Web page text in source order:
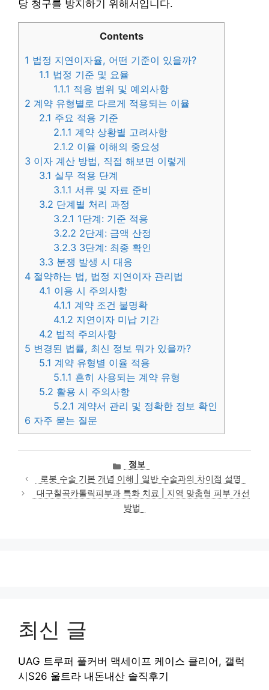
당 청구를 방지하기 위해서입니다.
Contents
1 법정 지연이자율, 어떤 기준이 있을까?
1.1 법정 기준 및 요율
1.1.1 적용 범위 및 예외사항
2 계약 유형별로 다르게 적용되는 이율
2.1 주요 적용 기준
2.1.1 계약 상황별 고려사항
2.1.2 이율 이해의 중요성
3 이자 계산 방법, 직접 해보면 이렇게
3.1 실무 적용 단계
3.1.1 서류 및 자료 준비
3.2 단계별 처리 과정
3.2.1 1단계: 기준 적용
3.2.2 2단계: 금액 산정
3.2.3 3단계: 최종 확인
3.3 분쟁 발생 시 대응
4 절약하는 법, 법정 지연이자 관리법
4.1 이용 시 주의사항
4.1.1 계약 조건 불명확
4.1.2 지연이자 미납 기간
4.2 법적 주의사항
5 변경된 법률, 최신 정보 뭐가 있을까?
5.1 계약 유형별 이율 적용
5.1.1 흔히 사용되는 계약 유형
5.2 활용 시 주의사항
5.2.1 계약서 관리 및 정확한 정보 확인
6 자주 묻는 질문
카
테
고
리
정보
로봇 수술 기본 개념 이해 | 일반 수술과의 차이점 설명
대구칠곡카톨릭피부과 특화 치료 | 지역 맞춤형 피부 개선
방법
최신 글
UAG 트루퍼 풀커버 맥세이프 케이스 클리어, 갤럭
시S26 울트라 내돈내산 솔직후기